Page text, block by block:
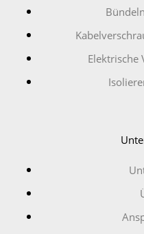
Elektrische